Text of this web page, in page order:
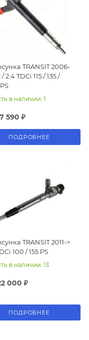
2006-
/ 2.4 TDCi 115 / 135 /
в наличии: 1
590 ₽
ПОДРОБНЕЕ
2011->
100 / 155 PS
в наличии: 13
000 ₽
ПОДРОБНЕЕ